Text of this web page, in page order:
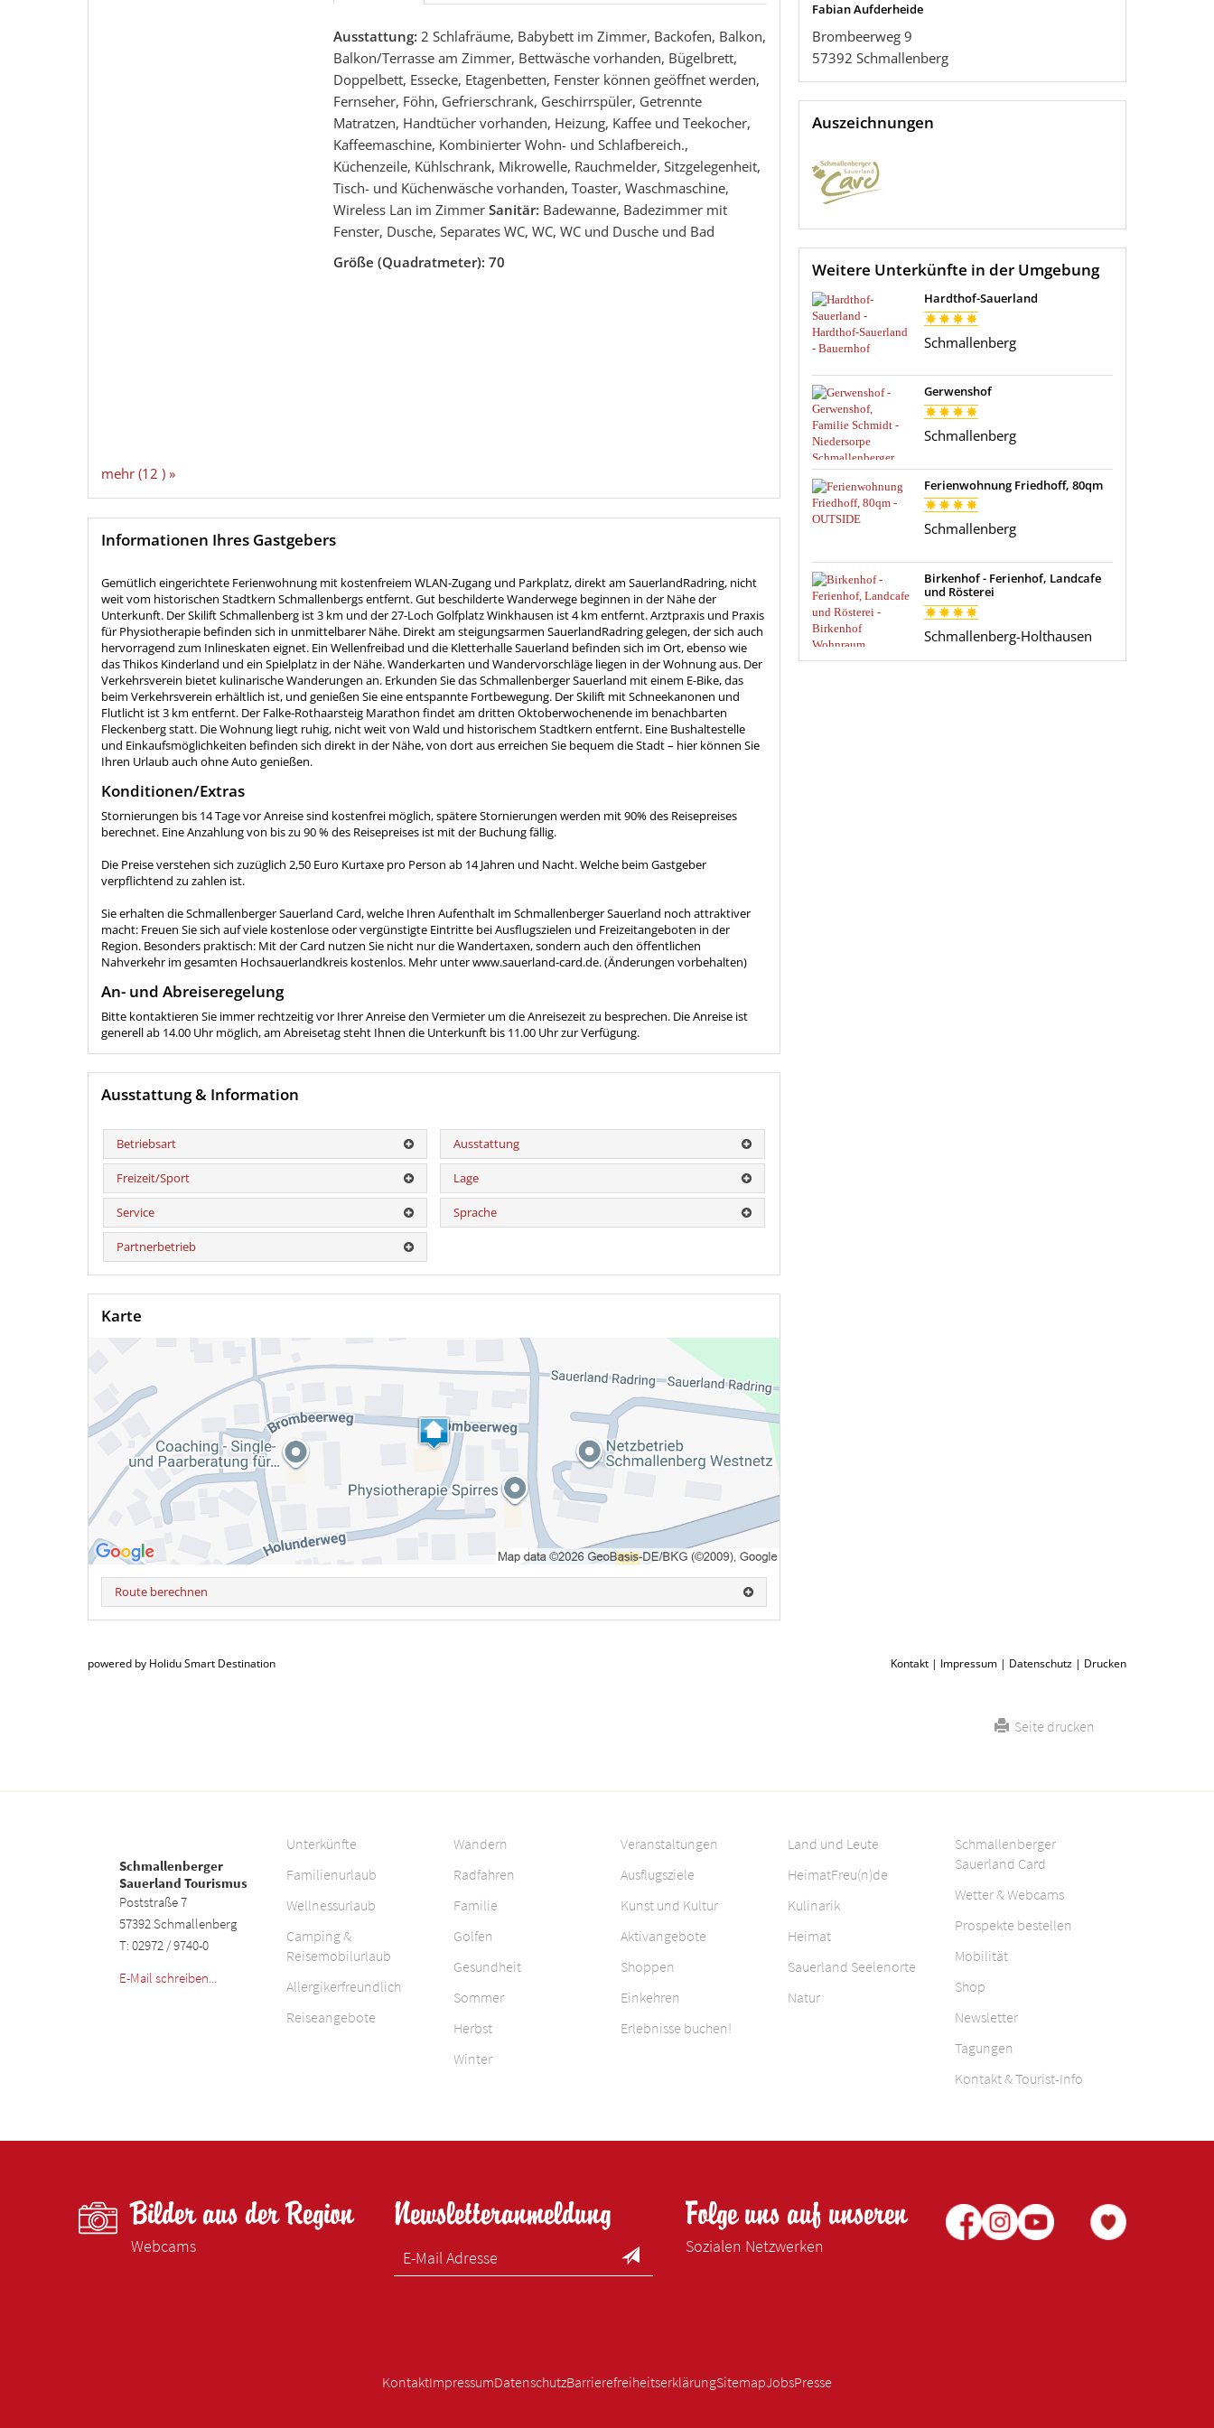
mehr (12 ) »
Ausstattung:2 Schlafräume, Babybett im Zimmer, Backofen, Balkon,
Balkon/Terrasse am Zimmer, Bettwäsche vorhanden, Bügelbrett,
Doppelbett, Essecke, Etagenbetten, Fenster können geöffnet werden,
Fernseher, Föhn, Gefrierschrank, Geschirrspüler, Getrennte
Matratzen, Handtücher vorhanden, Heizung, Kaffee und Teekocher,
Kaffeemaschine, Kombinierter Wohn- und Schlafbereich.,
Küchenzeile, Kühlschrank, Mikrowelle, Rauchmelder, Sitzgelegenheit,
Tisch- und Küchenwäsche vorhanden, Toaster, Waschmaschine,
Wireless Lan im Zimmer Sanitär: Badewanne, Badezimmer mit
Fenster, Dusche, Separates WC, WC, WC und Dusche und Bad
Größe (Quadratmeter): 70
Informationen Ihres Gastgebers
Gemütlich eingerichtete Ferienwohnung mit kostenfreiem WLAN-Zugang und Parkplatz, direkt am SauerlandRadring, nicht
weit vom historischen Stadtkern Schmallenbergs entfernt. Gut beschilderte Wanderwege beginnen in der Nähe der
Unterkunft. Der Skilift Schmallenberg ist 3 km und der 27-Loch Golfplatz Winkhausen ist 4 km entfernt. Arztpraxis und Praxis
für Physiotherapie befinden sich in unmittelbarer Nähe. Direkt am steigungsarmen SauerlandRadring gelegen, der sich auch
hervorragend zum Inlineskaten eignet. Ein Wellenfreibad und die Kletterhalle Sauerland befinden sich im Ort, ebenso wie
das Thikos Kinderland und ein Spielplatz in der Nähe. Wanderkarten und Wandervorschläge liegen in der Wohnung aus. Der
Verkehrsverein bietet kulinarische Wanderungen an. Erkunden Sie das Schmallenberger Sauerland mit einem E-Bike, das
beim Verkehrsverein erhältlich ist, und genießen Sie eine entspannte Fortbewegung. Der Skilift mit Schneekanonen und
Flutlicht ist 3 km entfernt. Der Falke-Rothaarsteig Marathon findet am dritten Oktoberwochenende im benachbarten
Fleckenberg statt. Die Wohnung liegt ruhig, nicht weit von Wald und historischem Stadtkern entfernt. Eine Bushaltestelle
und Einkaufsmöglichkeiten befinden sich direkt in der Nähe, von dort aus erreichen Sie bequem die Stadt – hier können Sie
Ihren Urlaub auch ohne Auto genießen.
Konditionen/Extras
Stornierungen bis 14 Tage vor Anreise sind kostenfrei möglich, spätere Stornierungen werden mit 90% des Reisepreises
berechnet. Eine Anzahlung von bis zu 90 % des Reisepreises ist mit der Buchung fällig.
Die Preise verstehen sich zuzüglich 2,50 Euro Kurtaxe pro Person ab 14 Jahren und Nacht. Welche beim Gastgeber
verpflichtend zu zahlen ist.
Sie erhalten die Schmallenberger Sauerland Card, welche Ihren Aufenthalt im Schmallenberger Sauerland noch attraktiver
macht: Freuen Sie sich auf viele kostenlose oder vergünstigte Eintritte bei Ausflugszielen und Freizeitangeboten in der
Region. Besonders praktisch: Mit der Card nutzen Sie nicht nur die Wandertaxen, sondern auch den öffentlichen
Nahverkehr im gesamten Hochsauerlandkreis kostenlos. Mehr unter www.sauerland-card.de. (Änderungen vorbehalten)
An- und Abreiseregelung
Bitte kontaktieren Sie immer rechtzeitig vor Ihrer Anreise den Vermieter um die Anreisezeit zu besprechen. Die Anreise ist
generell ab 14.00 Uhr möglich, am Abreisetag steht Ihnen die Unterkunft bis 11.00 Uhr zur Verfügung.
Ausstattung & Information
Betriebsart Ausstattung
Freizeit/Sport Lage
Service Sprache
Partnerbetrieb
Karte
Route berechnen
Fabian Aufderheide
Brombeerweg 9
57392 Schmallenberg
Auszeichnungen
Weitere Unterkünfte in der Umgebung
Hardthof-Sauerland
Schmallenberg
Gerwenshof
Schmallenberg
Ferienwohnung Friedhoff, 80qm
Schmallenberg
Birkenhof - Ferienhof, Landcafe
und Rösterei
Schmallenberg-Holthausen
Kontakt | Impressum | Datenschutz | Drucken
powered by Holidu Smart Destination
Seite drucken
Schmallenberger
Sauerland Tourismus
Poststraße 7
57392 Schmallenberg
T: 02972 / 9740-0
E-Mail schreiben...
Unterkünfte
Familienurlaub
Wellnessurlaub
Camping &
Reisemobilurlaub
Allergikerfreundlich
Reiseangebote
Wandern
Radfahren
Familie
Golfen
Gesundheit
Sommer
Herbst
Winter
Veranstaltungen
Ausflugsziele
Kunst und Kultur
Aktivangebote
Shoppen
Einkehren
Erlebnisse buchen!
Land und Leute
HeimatFreu(n)de
Kulinarik
Heimat
Sauerland Seelenorte
Natur
Schmallenberger
Sauerland Card
Wetter & Webcams
Prospekte bestellen
Mobilität
Shop
Newsletter
Tagungen
Kontakt & Tourist-Info
Bilder aus der Region
Webcams
Newsletteranmeldung Folge uns auf unseren
Sozialen Netzwerken
KontaktImpressumDatenschutzBarrierefreiheitserklärungSitemapJobsPresse